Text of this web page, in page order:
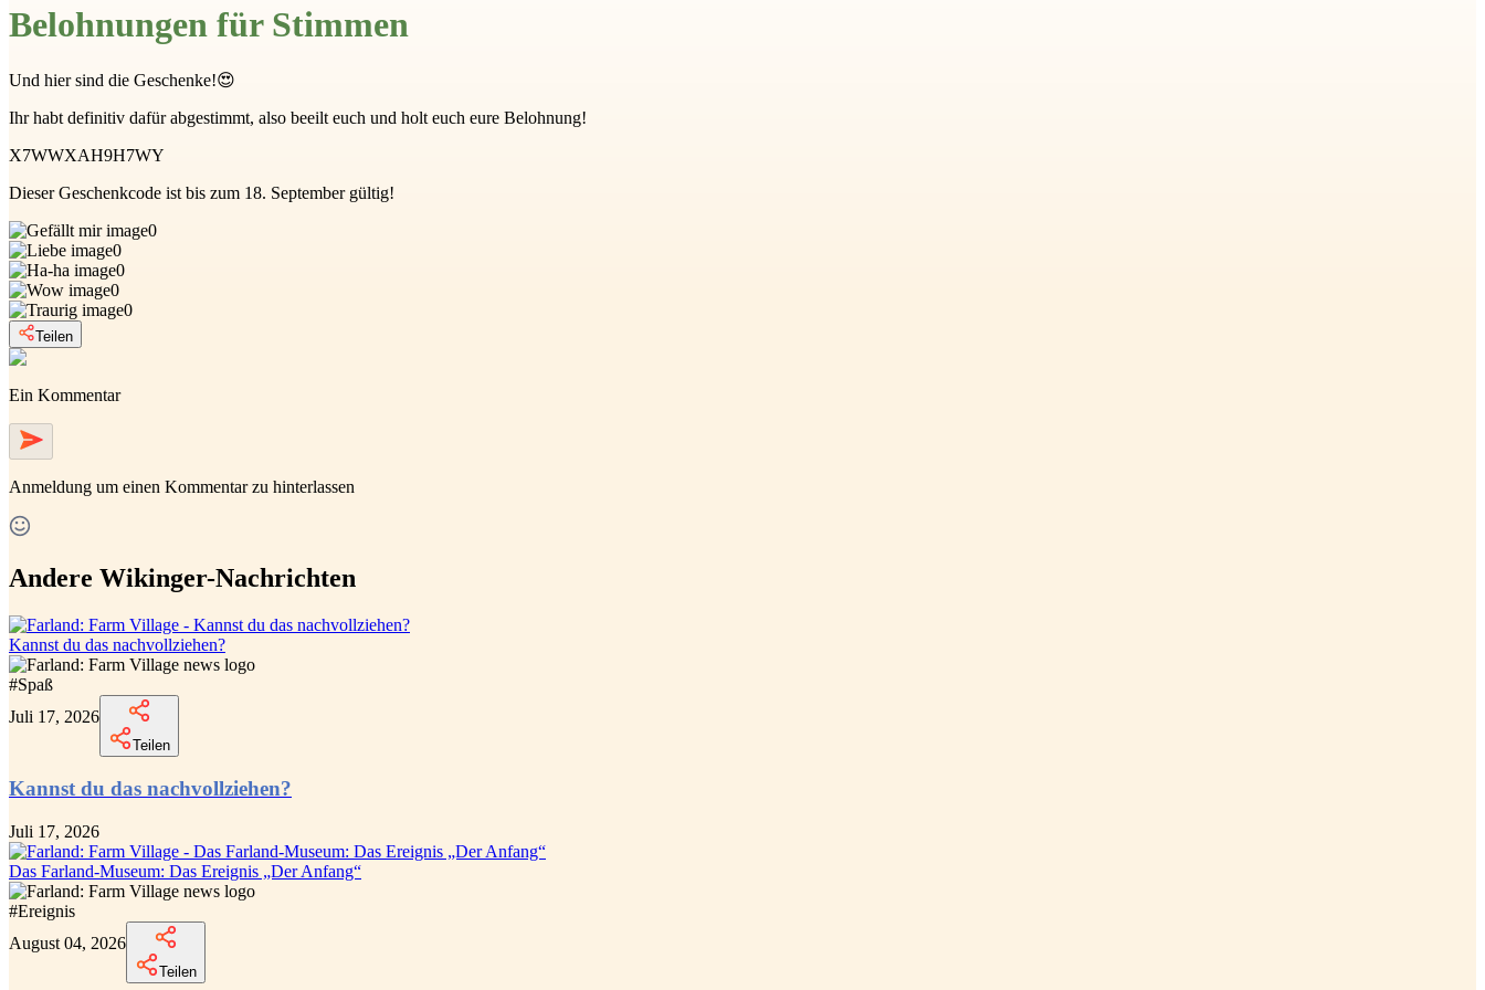
Belohnungen für Stimmen
Und hier sind die Geschenke!😍
Ihr habt definitiv dafür abgestimmt, also beeilt euch und holt euch eure Belohnung!
X7WWXAH9H7WY
Dieser Geschenkcode ist bis zum 18. September gültig!
0
0
0
0
0
Teilen
Ein Kommentar
Anmeldung um einen Kommentar zu hinterlassen
Andere Wikinger-Nachrichten
Kannst du das nachvollziehen?
#Spaß
Juli 17, 2026
Teilen
Kannst du das nachvollziehen?
Juli 17, 2026
Das Farland-Museum: Das Ereignis „Der Anfang“
#Ereignis
August 04, 2026
Teilen